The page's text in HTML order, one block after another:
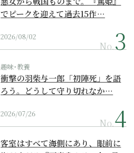
でピークを迎えて過去15作…
2026/08/02
No.
趣味･教養
衝撃の羽柴与一郎「初陣死」を語
ろう。どうして守り切れなか…
2026/07/26
No.
客室はすべて海側にあり、眼前に